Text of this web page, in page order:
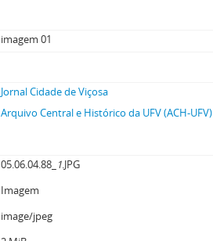
imagem 01
Jornal Cidade de Viçosa
Arquivo Central e Histórico da UFV (ACH-UFV)
05.06.04.88_ 1.JPG
Imagem
image/jpeg